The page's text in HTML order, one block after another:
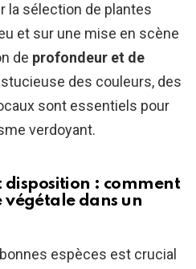
la sélection de plantes
et sur une mise en scène
de profondeur et de
des couleurs, des
sont essentiels pour
verdoyant.
disposition : comment
dans un
espèces est crucial